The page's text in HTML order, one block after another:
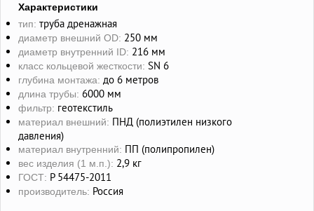
Характеристики
тип: труба дренажная
диаметр внешний OD: 250 мм
диаметр внутренний ID: 216 мм
класс кольцевой жесткости: SN 6
глубина монтажа: до 6 метров
длина трубы: 6000 мм
фильтр: геотекстиль
материал внешний: ПНД (полиэтилен низкого
давления)
материал внутренний: ПП (полипропилен)
вес изделия (1 м.п.): 2,9 кг
ГОСТ: Р 54475-2011
производитель: Россия